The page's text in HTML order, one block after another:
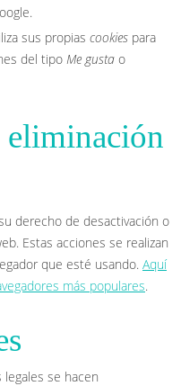
sus propias cookiespara
del tipo Me gustao
eliminación
derecho de desactivación o
Estas acciones se realizan
que esté usando. Aquí
más populares.
se hacen